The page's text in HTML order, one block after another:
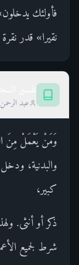
فأولئك يدخلون»
نقيرا» قدر نقرة
عبد
وَمَنْ يَعْمَلْ مِنَ
والبدنية،
كبير،
ذكر أو أنثى.
شرط لجميع